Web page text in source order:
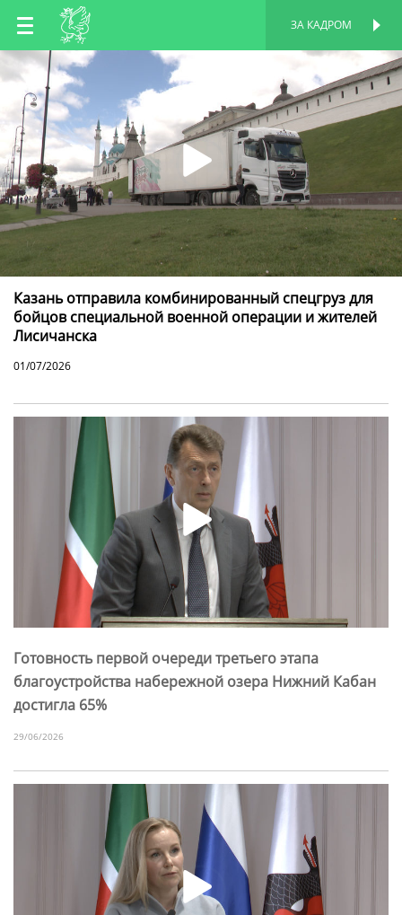
RU
TT
ЗА КАДРОМ
Казань отправила комбинированный спецгруз для
бойцов специальной военной операции и жителей
Лисичанска
01/07/2026
Готовность первой очереди третьего этапа
благоустройства набережной озера Нижний Кабан
достигла 65%
29/06/2026
ПЕРСОНАЛЬНАЯ
СТРАНИЦА